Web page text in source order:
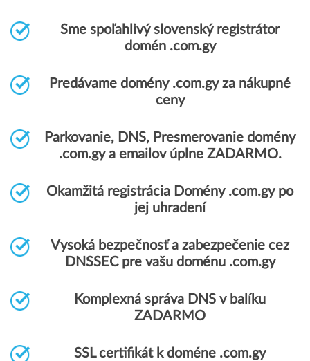
Sme spoľahlivý slovenský registrátor
domén .com.gy
Predávame domény .com.gy za nákupné
ceny
Parkovanie, DNS, Presmerovanie domény
.com.gy a emailov úplne ZADARMO.
Okamžitá registrácia Domény .com.gy po
jej uhradení
Vysoká bezpečnosť a zabezpečenie cez
DNSSEC pre vašu doménu .com.gy
Komplexná správa DNS v balíku
ZADARMO
SSL certifikát k doméne .com.gy